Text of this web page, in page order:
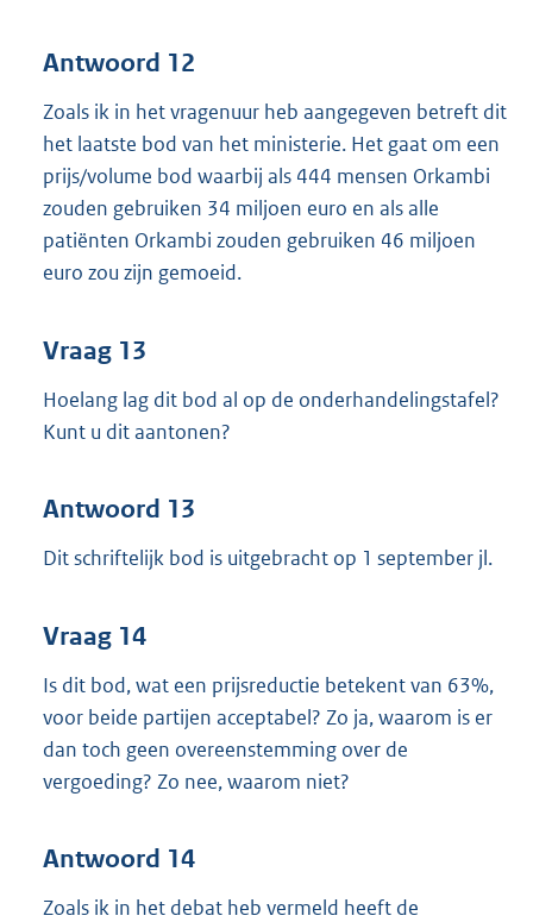
Antwoord 12
Zoals ik in het vragenuur heb aangegeven betreft dit
het laatste bod van het ministerie. Het gaat om een
prijs/volume bod waarbij als 444 mensen Orkambi
zouden gebruiken 34 miljoen euro en als alle
patiënten Orkambi zouden gebruiken 46 miljoen
euro zou zijn gemoeid.
Vraag 13
Hoelang lag dit bod al op de onderhandelingstafel?
Kunt u dit aantonen?
Antwoord 13
Dit schriftelijk bod is uitgebracht op 1 september jl.
Vraag 14
Is dit bod, wat een prijsreductie betekent van 63%,
voor beide partijen acceptabel? Zo ja, waarom is er
dan toch geen overeenstemming over de
vergoeding? Zo nee, waarom niet?
Antwoord 14
Zoals ik in het debat heb vermeld heeft de